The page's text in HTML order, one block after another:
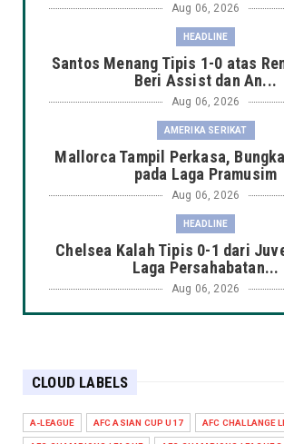
Aug 06, 2026
HEADLINE
Santos Menang Tipis 1-0 atas
Beri Assist dan An...
Aug 06, 2026
AMERIKA SERIKAT
Mallorca Tampil Perkasa,
pada Laga Pramusim
Aug 06, 2026
HEADLINE
Chelsea Kalah Tipis 0-1 dari
Laga Persahabatan...
Aug 06, 2026
HEADLINE
Arsenal Takluk 1-3 dari Real
CLOUD LABELS
A-LEAGUE AFC ASIAN CUP U17 AFC CHALLANGE